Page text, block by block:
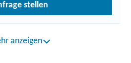
stellen
anzeigen